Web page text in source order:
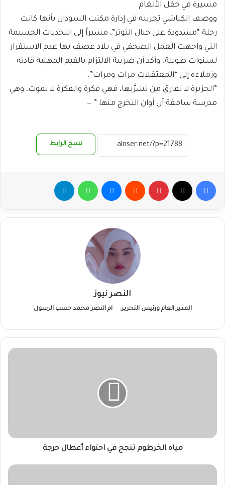
​مسيرة في حقل الألغام
​ووصف الكباشي تجربته في إدارة مكتب السودان بأنها كانت
رحلة “مشدودة على حبال التوتر”، مشيراً إلى التحديات الجسيمة
التي واجهت العمل الصحفي في بلاد عصف بها عدم الاستقرار
لسنوات طويلة. وأكد أن ضريبة الالتزام بالقيم المهنية قادته
وزملاءه إلى “المعتقلات مرات ومرات”.
​”الجزيرة لا تفارق من تشرَّبها، فهي فكرة والفكرة لا تموت، وهي
مدرسة سامقة آن أوان التخرج منها.” —
نسخ الرابط
فيسبوك بينتيريست ماسنجر واتساب
النصر نيوز
المدير العام ورئيس التحرير: ام النصر محمد حسب الرسول
مياه
مياه الخرطوم تنجح في احتواء أعطال حرجة
مستشفى